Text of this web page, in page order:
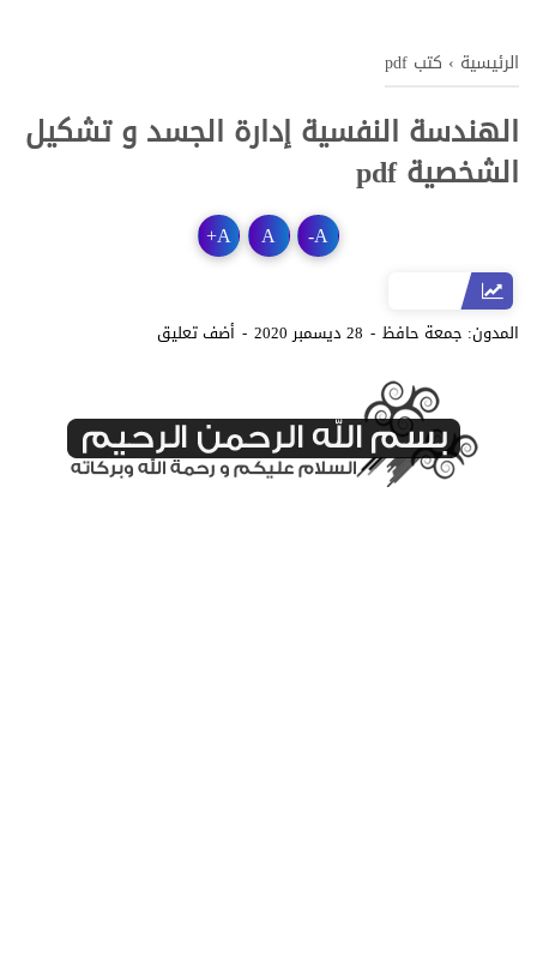
الرئيسية › كتب pdf
الهندسة النفسية إدارة الجسد و تشكيل
الشخصية pdf
A
-
A
A
+
المدون: جمعة حافظ 28 ديسمبر 2020 أضف تعليق